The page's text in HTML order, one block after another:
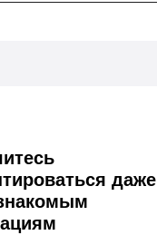
даже